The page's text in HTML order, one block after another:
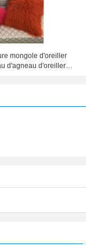
de cuir
mongole d'oreiller
d'agneau d'oreiller